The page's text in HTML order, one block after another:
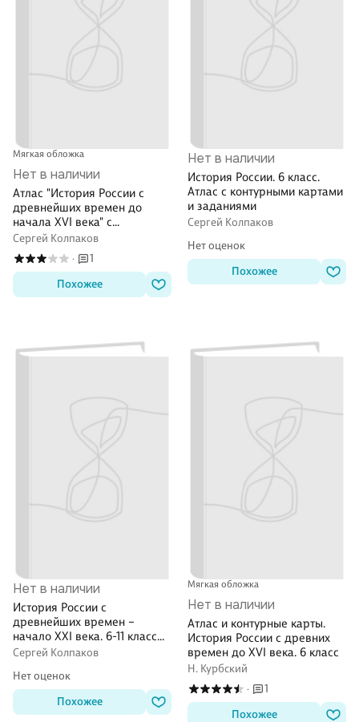
Мягкая обложка
Нет в наличии
Атлас "История России с
древнейших времен до
начала XVI века" с
контурными картами и
контрольными заданиями. 6
класс
Сергей Колпаков
·
1
Похожее
Нет в наличии
История России. 6 класс.
Атлас с контурными картами
и заданиями
Сергей Колпаков
Нет оценок
Похожее
Нет в наличии
История России с
древнейших времен –
начало XXI века. 6-11 классы.
Атлас
Сергей Колпаков
Нет оценок
Похожее
Мягкая обложка
Нет в наличии
Атлас и контурные карты.
История России с древних
времен до XVI века. 6 класс
Н. Курбский
·
1
Похожее